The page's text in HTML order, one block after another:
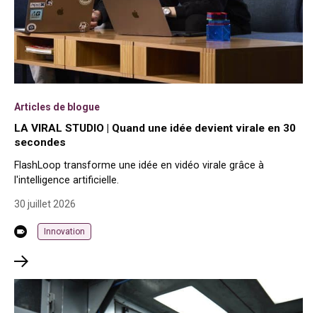
Articles de blogue
LA VIRAL STUDIO | Quand une idée devient virale en 30
secondes
FlashLoop transforme une idée en vidéo virale grâce à
l'intelligence artificielle.
30 juillet 2026
Innovation